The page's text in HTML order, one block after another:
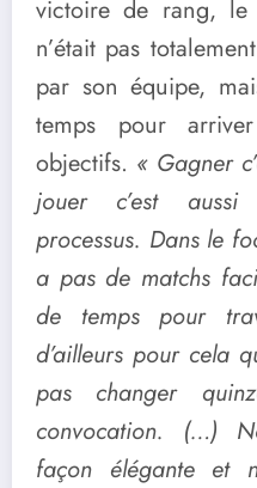
victoire de rang, le
n’était pas
par son équipe,
temps pour
objectifs. « Gagner
jouer c’est
processus. Dans le
a pas de matchs
de temps pour
d’ailleurs pour cela
pas changer
convocation. (…)
façon élégante et